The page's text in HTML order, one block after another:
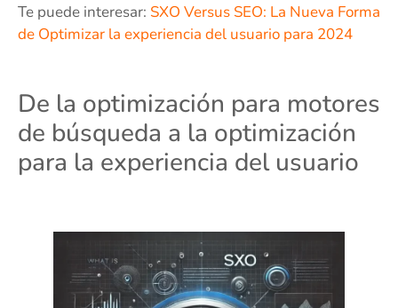
Te puede interesar: SXO Versus SEO: La Nueva Forma
de Optimizar la experiencia del usuario para 2024
De la optimización para motores
de búsqueda a la optimización
para la experiencia del usuario